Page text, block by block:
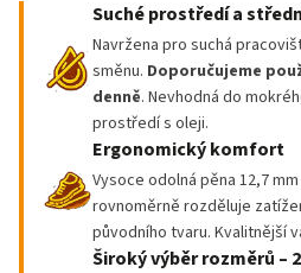
Suché prostředí a
Navržena pro suchá
směnu. Doporučujeme
denně. Nevhodná do
prostředí s oleji.
Ergonomický komfort
Vysoce odolná pěna 12,7
rovnoměrně rozděluje
původního tvaru. Kvalitnější
Široký výběr rozměrů –